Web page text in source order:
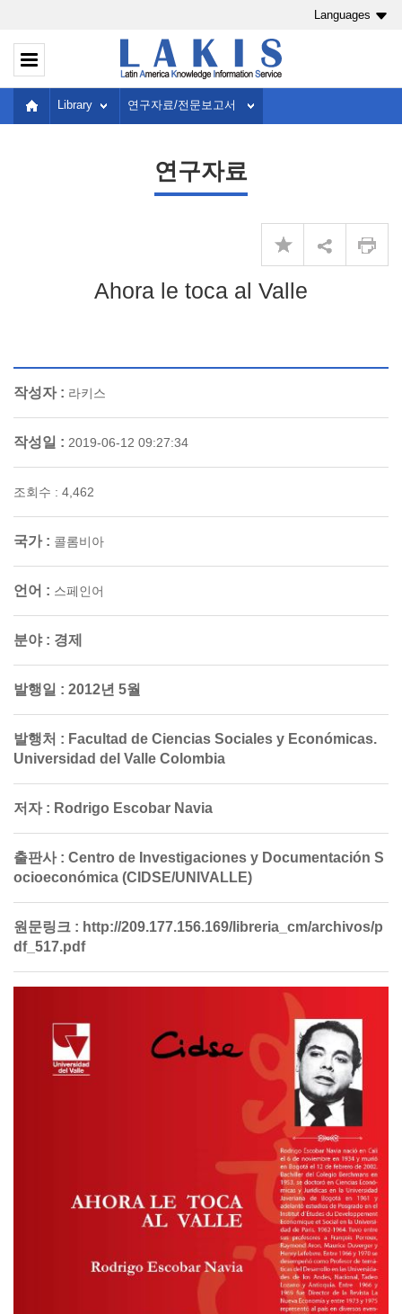
Languages
Library 연구자료/전문보고서
연구자료
Ahora le toca al Valle
작성자 : 라키스
작성일 : 2019-06-12 09:27:34
조회수 : 4,462
국가 : 콜롬비아
언어 : 스페인어
분야 : 경제
발행일 : 2012년 5월
발행처 : Facultad de Ciencias Sociales y Económicas.
Universidad del Valle Colombia
저자 : Rodrigo Escobar Navia
출판사 : Centro de Investigaciones y Documentación S
ocioeconómica (CIDSE/UNIVALLE)
원문링크 : http://209.177.156.169/libreria_cm/archivos/p
df_517.pdf